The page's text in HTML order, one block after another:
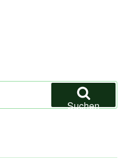
Suchen